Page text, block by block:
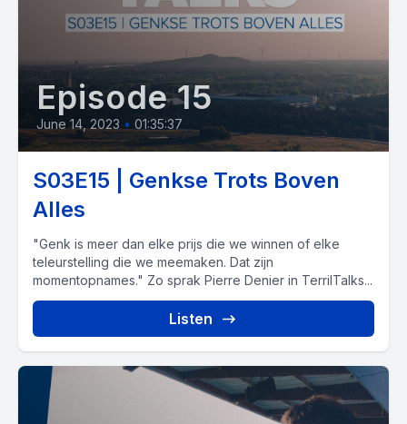
Episode 15
June 14, 2023 • 01:35:37
S03E15 | Genkse Trots Boven
Alles
"Genk is meer dan elke prijs die we winnen of elke
teleurstelling die we meemaken. Dat zijn
momentopnames." Zo sprak Pierre Denier in TerrilTalks...
Listen